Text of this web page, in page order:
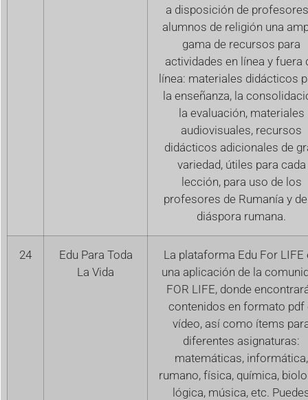
a disposición de
alumnos de religión una
gama de recursos para
actividades en línea y fuera
línea: materiales didácticos
la enseñanza, la
la evaluación, materiales
audiovisuales, recursos
didácticos adicionales de
variedad, útiles para cada
lección, para uso de los
profesores de Rumanía y
diáspora rumana.
24
Edu Para Toda
La Vida
La plataforma Edu For LIFE
una aplicación de la
FOR LIFE, donde
contenidos en formato pdf
vídeo, así como ítems
diferentes asignaturas:
matemáticas, informática,
rumano, física, química,
lógica, música, etc.